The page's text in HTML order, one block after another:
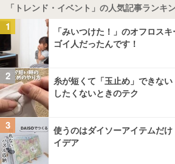
「トレンド・イベント」の人気記事ランキ
1
「みいつけた！」のオフロス
ゴイ人だったんです！
2
糸が短くて「玉止め」できな
したくないときのテク
3
使うのはダイソーアイテムだ
イデア